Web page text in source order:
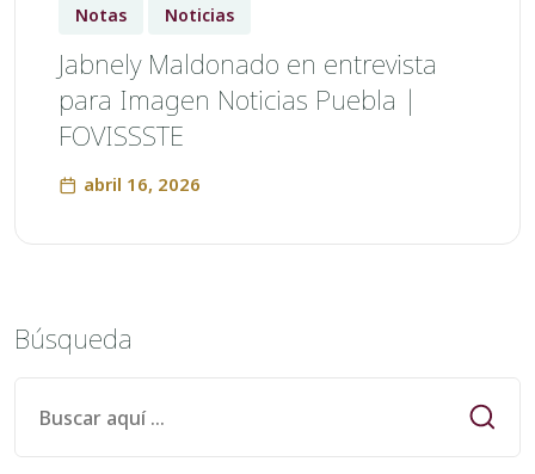
Notas Noticias
Jabnely Maldonado en entrevista
para Imagen Noticias Puebla |
FOVISSSTE
abril 16, 2026
Búsqueda